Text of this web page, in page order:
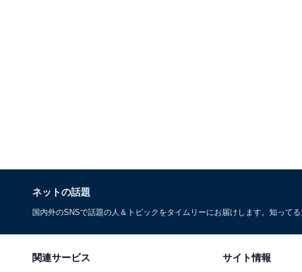
ネットの話題
国内外のSNSで話題の人＆トピックをタイムリーにお届けします。知って
関連サービス サイト情報